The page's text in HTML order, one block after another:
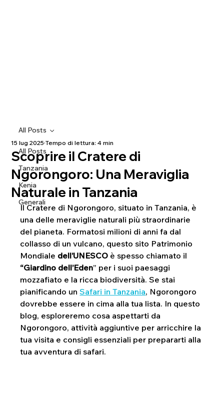
All Posts
Tanzania
Kenia
Generali
All Posts
Scoprire il Cratere di
Ngorongoro: Una Meraviglia
Naturale in Tanzania
15 lug 2025 Tempo di lettura: 4 min
Il Cratere di Ngorongoro, situato in Tanzania, è
una delle meraviglie naturali più straordinarie
del pianeta. Formatosi milioni di anni fa dal
collasso di un vulcano, questo sito Patrimonio
Mondiale dell’UNESCO è spesso chiamato il
“Giardino dell’Eden” per i suoi paesaggi
mozzafiato e la ricca biodiversità. Se stai
pianificando un Safari in Tanzania, Ngorongoro
dovrebbe essere in cima alla tua lista. In questo
blog, esploreremo cosa aspettarti da
Ngorongoro, attività aggiuntive per arricchire la
tua visita e consigli essenziali per prepararti alla
tua avventura di safari.